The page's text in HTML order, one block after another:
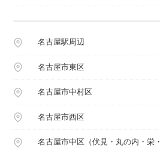
名古屋駅周辺
名古屋市東区
名古屋市中村区
名古屋市西区
名古屋市中区（伏見・丸の内・栄